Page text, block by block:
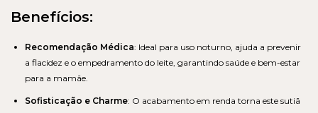
Benefícios:
Recomendação Médica: Ideal para uso noturno, ajuda a prevenir
a flacidez e o empedramento do leite, garantindo saúde e bem-estar
para a mamãe.
Sofisticação e Charme: O acabamento em renda torna este sutiã